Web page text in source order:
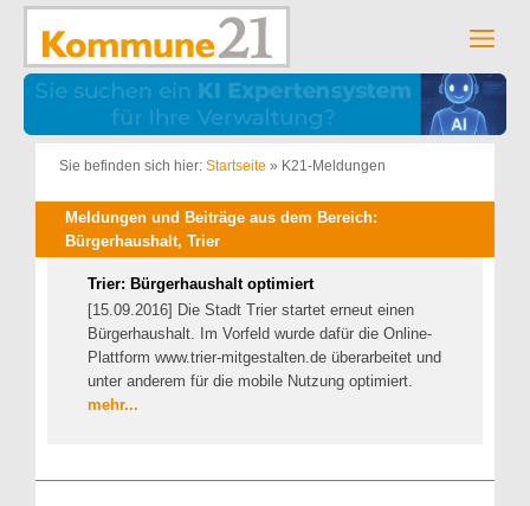
Zum
springen
Sie befinden sich hier: Startseite » K21-Meldungen
Meldungen und Beiträge aus dem Bereich:
Bürgerhaushalt, Trier
Trier: Bürgerhaushalt optimiert
[15.09.2016] Die Stadt Trier startet erneut einen
Bürgerhaushalt. Im Vorfeld wurde dafür die Online-
Plattform www.trier-mitgestalten.de überarbeitet und
unter anderem für die mobile Nutzung optimiert.
mehr...